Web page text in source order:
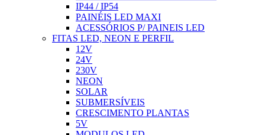
IP44 / IP54
PAINÉIS LED MAXI
ACESSÓRIOS P/ PAINEIS LED
FITAS LED, NEON E PERFIL
12V
24V
230V
NEON
SOLAR
SUBMERSÍVEIS
CRESCIMENTO PLANTAS
5V